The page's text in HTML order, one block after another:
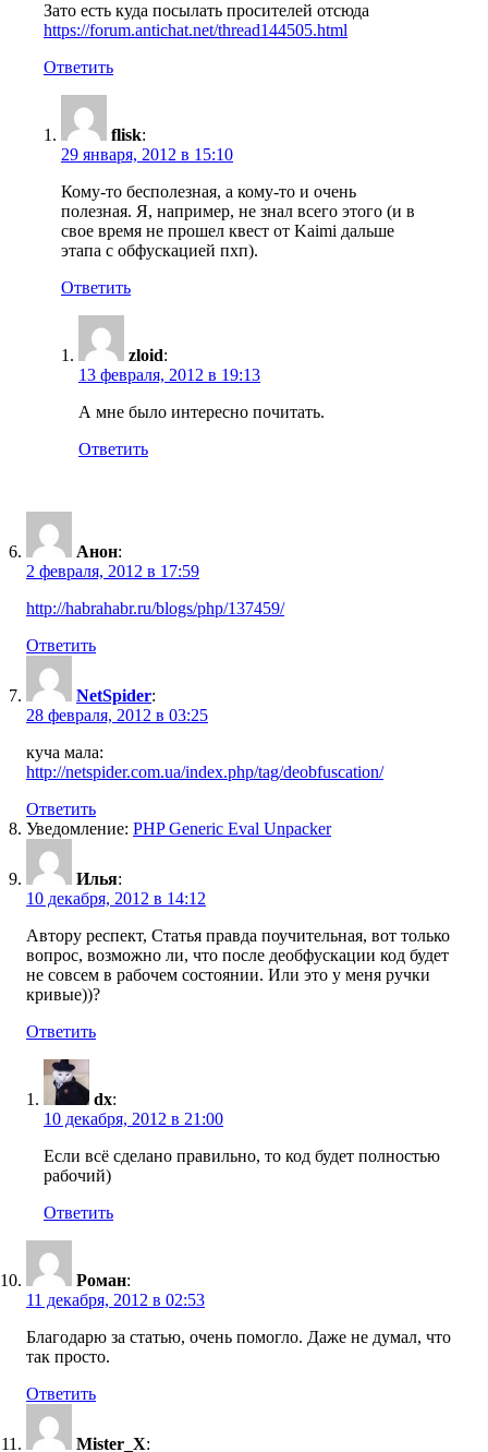
Зато есть куда посылать просителей отсюда
https://forum.antichat.net/thread144505.html
Ответить
flisk:
29 января, 2012 в 15:10
Кому-то бесполезная, а кому-то и очень
полезная. Я, например, не знал всего этого (и в
свое время не прошел квест от Kaimi дальше
этапа с обфускацией пхп).
Ответить
zloid:
13 февраля, 2012 в 19:13
А мне было интересно почитать.
Ответить
Анон:
2 февраля, 2012 в 17:59
http://habrahabr.ru/blogs/php/137459/
Ответить
NetSpider:
28 февраля, 2012 в 03:25
куча мала:
http://netspider.com.ua/index.php/tag/deobfuscation/
Ответить
Уведомление: PHP Generic Eval Unpacker
Илья:
10 декабря, 2012 в 14:12
Автору респект, Статья правда поучительная, вот только
вопрос, возможно ли, что после деобфускации код будет
не совсем в рабочем состоянии. Или это у меня ручки
кривые))?
Ответить
dx:
10 декабря, 2012 в 21:00
Если всё сделано правильно, то код будет полностью
рабочий)
Ответить
Роман:
11 декабря, 2012 в 02:53
Благодарю за статью, очень помогло. Даже не думал, что
так просто.
Ответить
Mister_X: